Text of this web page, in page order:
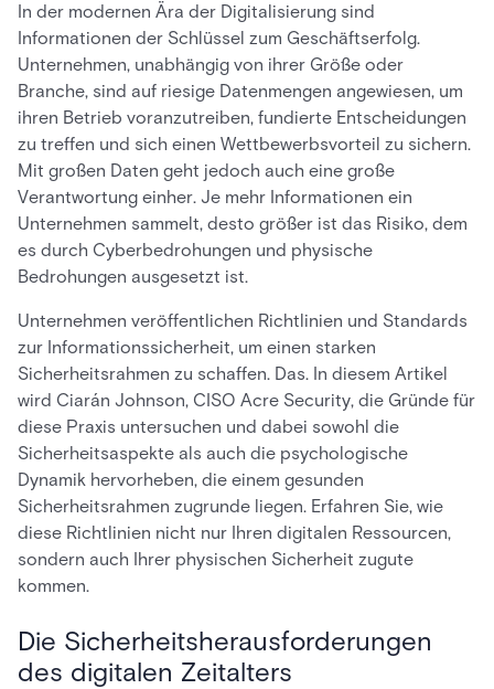
In der modernen Ära der Digitalisierung sind
Informationen der Schlüssel zum Geschäftserfolg.
Unternehmen, unabhängig von ihrer Größe oder
Branche, sind auf riesige Datenmengen angewiesen, um
ihren Betrieb voranzutreiben, fundierte Entscheidungen
zu treffen und sich einen Wettbewerbsvorteil zu sichern.
Mit großen Daten geht jedoch auch eine große
Verantwortung einher. Je mehr Informationen ein
Unternehmen sammelt, desto größer ist das Risiko, dem
es durch Cyberbedrohungen und physische
Bedrohungen ausgesetzt ist.
Unternehmen veröffentlichen Richtlinien und Standards
zur Informationssicherheit, um einen starken
Sicherheitsrahmen zu schaffen. Das. In diesem Artikel
wird Ciarán Johnson, CISO Acre Security, die Gründe für
diese Praxis untersuchen und dabei sowohl die
Sicherheitsaspekte als auch die psychologische
Dynamik hervorheben, die einem gesunden
Sicherheitsrahmen zugrunde liegen. Erfahren Sie, wie
diese Richtlinien nicht nur Ihren digitalen Ressourcen,
sondern auch Ihrer physischen Sicherheit zugute
kommen.
Die Sicherheitsherausforderungen
des digitalen Zeitalters